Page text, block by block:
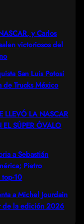
y Carlos
victoriosos del
San Luis Potosí
de Trucks México
LLEVÓ LA NASCAR
EL SÚPER ÓVALO
a Sebastián
Pietro
10
a Michel Jourdain
de la edición 2026